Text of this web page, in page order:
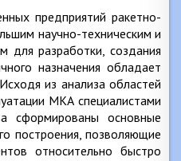
предприятий ракетно-
научно-техническим и
для разработки, создания
назначения обладает
из анализа областей
МКА специалистами
основные
построения, позволяющие
относительно быстро